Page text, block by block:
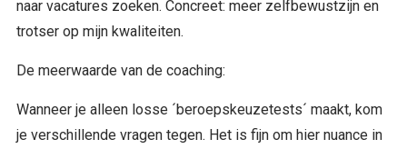
naar vacatures zoeken. Concreet: meer zelfbewustzijn en
trotser op mijn kwaliteiten.
De meerwaarde van de coaching:
Wanneer je alleen losse ´beroepskeuzetests´ maakt, kom
je verschillende vragen tegen. Het is fijn om hier nuance in